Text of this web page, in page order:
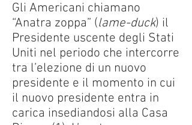
Gli Americani chiamano
“Anatra zoppa” (lame-duck) il
Presidente uscente degli Stati
Uniti nel periodo che intercorre
tra l’elezione di un nuovo
presidente e il momento in cui
il nuovo presidente entra in
carica insediandosi alla Casa